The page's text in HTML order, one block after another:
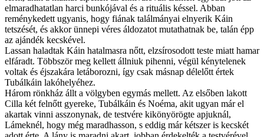
elmaradhatatlan harci bunkójával és a rituális késsel. Abban
reménykedett ugyanis, hogy fiának találmányai elnyerik Káin
tetszését, és akkor ünnepi véres áldozatot mutathatnak be, talán épp
az ajándék kecskével.
Lassan haladtak Káin hatalmasra nőtt, elzsírosodott teste miatt hamar
elfáradt. Többször meg kellett állniuk pihenni, végül kénytelenek
voltak és éjszakára letáborozni, így csak másnap délelőtt értek
Tubálkáin lakóhelyéhez.
Három rönkház állt a völgyben egymás mellett. Az elsőben lakott
Cilla két felnőtt gyereke, Tubálkáin és Noéma, akit ugyan már el
akartak vinni asszonynak, de testvére kikönyörögte apjuknál,
Lámeknél, hogy még maradhasson, s eddig már kétszer is kecskét